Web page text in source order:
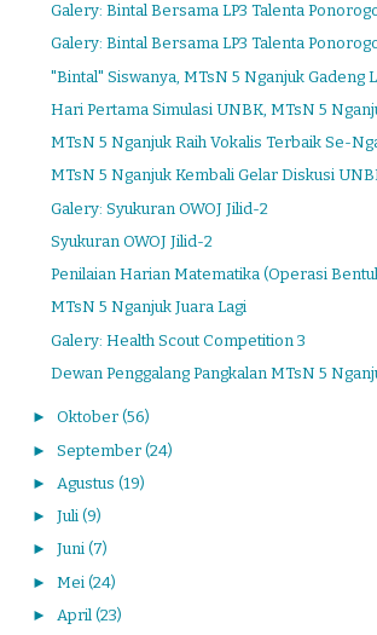
Galery: Bintal Bersama LP3 Talenta
Galery: Bintal Bersama LP3 Talenta
"Bintal" Siswanya, MTsN 5 Nganjuk Gadeng
Hari Pertama Simulasi UNBK, MTsN 5
MTsN 5 Nganjuk Raih Vokalis Terbaik Se-
MTsN 5 Nganjuk Kembali Gelar Diskusi
Galery: Syukuran OWOJ Jilid-2
Syukuran OWOJ Jilid-2
Penilaian Harian Matematika (Operasi
MTsN 5 Nganjuk Juara Lagi
Galery: Health Scout Competition 3
Dewan Penggalang Pangkalan MTsN 5
► Oktober (56)
► September (24)
► Agustus (19)
► Juli (9)
► Juni (7)
► Mei (24)
► April (23)